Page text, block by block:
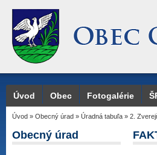
Úvod Obec Fotogalérie
Úvod » Obecný úrad » Úradná tabuľa » 2.
Obecný úrad